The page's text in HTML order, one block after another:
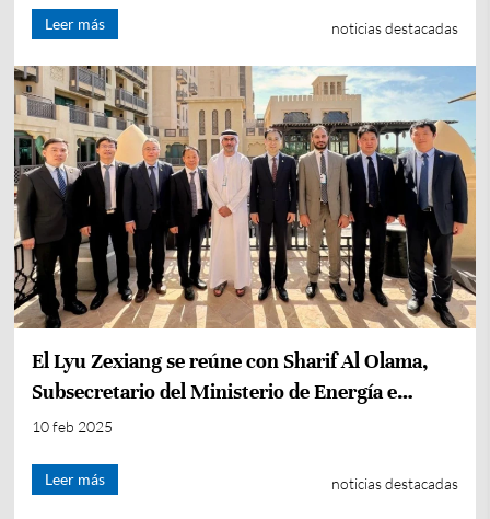
Leer más noticias destacadas
El Lyu Zexiang se reúne con Sharif Al Olama,
Subsecretario del Ministerio de Energía e
Infraestructuras de los EAU
10 feb 2025
Leer más noticias destacadas